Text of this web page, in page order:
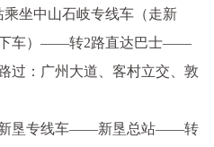
乘坐中山石岐专线车（走新
车）——转2路直达巴士——
过：广州大道、客村立交、敦
新垦专线车——新垦总站——转